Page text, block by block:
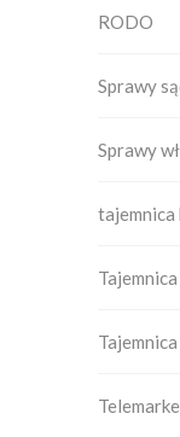
RODO
Sprawy
Sprawy
tajemnica